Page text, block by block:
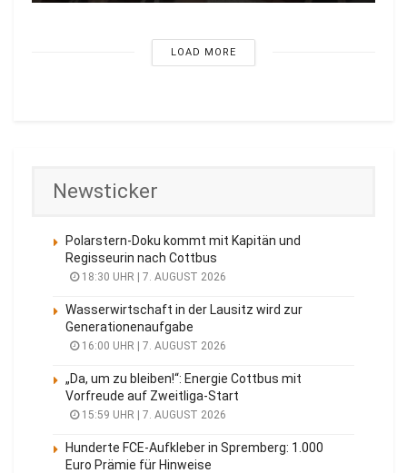
LOAD MORE
Newsticker
Polarstern-Doku kommt mit Kapitän und
Regisseurin nach Cottbus
18:30 UHR | 7. AUGUST 2026
Wasserwirtschaft in der Lausitz wird zur
Generationenaufgabe
16:00 UHR | 7. AUGUST 2026
„Da, um zu bleiben!“: Energie Cottbus mit
Vorfreude auf Zweitliga-Start
15:59 UHR | 7. AUGUST 2026
Hunderte FCE-Aufkleber in Spremberg: 1.000
Euro Prämie für Hinweise